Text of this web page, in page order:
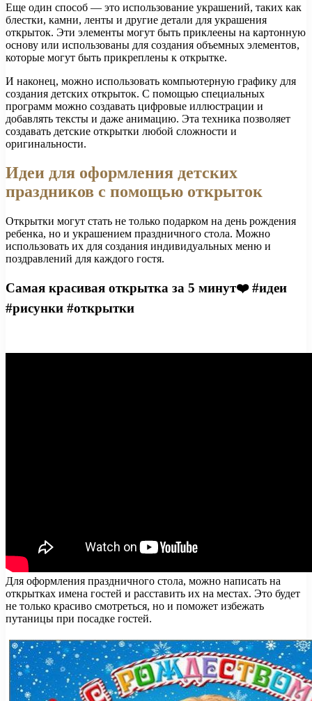
Еще один способ — это использование украшений, таких как
блестки, камни, ленты и другие детали для украшения
открыток. Эти элементы могут быть приклеены на картонную
основу или использованы для создания объемных элементов,
которые могут быть прикреплены к открытке.
И наконец, можно использовать компьютерную графику для
создания детских открыток. С помощью специальных
программ можно создавать цифровые иллюстрации и
добавлять тексты и даже анимацию. Эта техника позволяет
создавать детские открытки любой сложности и
оригинальности.
Идеи для оформления детских
праздников с помощью открыток
Открытки могут стать не только подарком на день рождения
ребенка, но и украшением праздничного стола. Можно
использовать их для создания индивидуальных меню и
поздравлений для каждого гостя.
Самая красивая открытка за 5 минут❤️ #идеи
#рисунки #открытки
Для оформления праздничного стола, можно написать на
открытках имена гостей и расставить их на местах. Это будет
не только красиво смотреться, но и поможет избежать
путаницы при посадке гостей.